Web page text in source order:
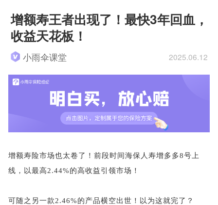
增额寿王者出现了！最快3年回血，
收益天花板！
小雨伞课堂 2025.06.12
增额寿险市场也太卷了！前段时间海保人寿增多多8号上
线，以最高2.44%的高收益引领市场！
可随之另一款2.46%的产品横空出世！以为这就完了？